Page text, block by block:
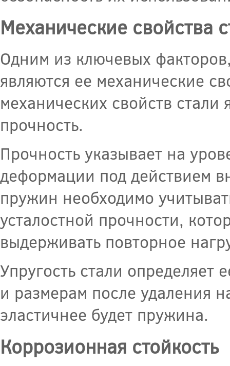
Механические свойства
Одним из ключевых
являются ее механические
механических свойств стали
прочность.
Прочность указывает на
деформации под действием
пружин необходимо
усталостной прочности,
выдерживать повторное
Упругость стали определяет
и размерам после удаления
эластичнее будет пружина.
Коррозионная стойкость